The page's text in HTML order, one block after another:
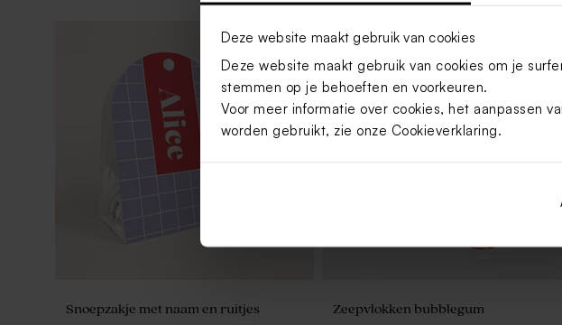
Deze website maakt gebruik van cookies
Deze website maakt gebruik van cookies om je
stemmen op je behoeften en voorkeuren.
Voor meer informatie over cookies, het aanpassen
worden gebruikt, zie onze Cookieverklaring.
Snoepzakje met foto en goudfolie
Snoepzakje met vosjes en folie
Snoepzakje met naam en ruitjes Zeepvlokken bubblegum